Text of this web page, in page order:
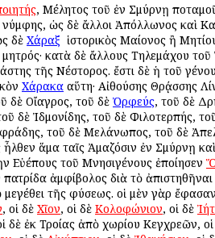
, Μέλητος τοῦ ἐν Σμύρνῃ
νύμφης, ὡς δὲ ἄλλοι Ἀπόλλωνος καὶ
δὲ Χάραξ ὁ ἱστορικὸς Μαίονος ἢ
μητρός· κατὰ δὲ ἄλλους Τηλεμάχου
τῆς Νέστορος. ἔστι δὲ ἡ τοῦ
Χάρακα αὕτη· Αἰθούσης Θρᾴσσης
δὲ Οἴαγρος, τοῦ δὲ Ὀρφεύς, τοῦ δὲ
δὲ Ἰδμονίδης, τοῦ δὲ Φιλοτερπής,
τοῦ δὲ Μελάνωπος, τοῦ δὲ
ἅμα ταῖς Ἀμαζόσιν ἐν Σμύρνῃ
Εὐέπους τοῦ Μνησιγένους ἐποίησεν
πατρίδα ἀμφίβολος διὰ τὸ ἀπιστηθῆναι
τῆς φύσεως. οἱ μὲν γὰρ
, οἱ δὲ Χῖον, οἱ δὲ Κολοφώνιον, οἱ δὲ
δὲ ἐκ Τροίας ἀπὸ χωρίου Κεγχρεῶν,